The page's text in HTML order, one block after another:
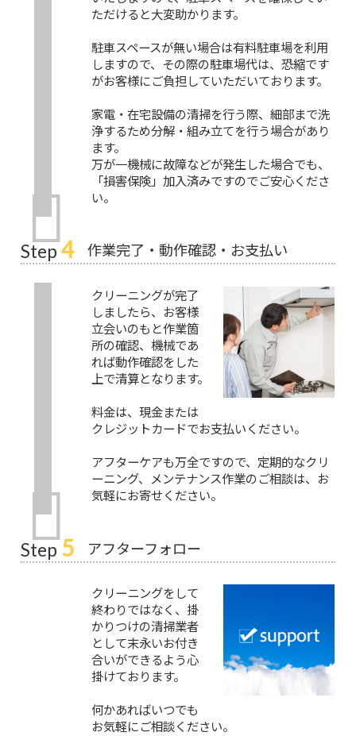
ただけると大変助かります。
駐車スペースが無い場合は有料駐車場を利用
しますので、その際の駐車場代は、恐縮です
がお客様にご負担していただいております。
家電・在宅設備の清掃を行う際、細部まで洗
浄するため分解・組み立てを行う場合があり
ます。
万が一機械に故障などが発生した場合でも、
「損害保険」加入済みですのでご安心くださ
い。
Step 4 作業完了・動作確認・お支払い
クリーニングが完了
しましたら、お客様
立会いのもと作業箇
所の確認、機械であ
れば動作確認をした
上で清算となります。
料金は、現金または
クレジットカードでお支払いください。
アフターケアも万全ですので、定期的なクリ
ーニング、メンテナンス作業のご相談は、お
気軽にお寄せください。
Step 5 アフターフォロー
クリーニングをして
終わりではなく、掛
かりつけの清掃業者
として末永いお付き
合いができるよう心
掛けております。
何かあればいつでも
お気軽にご相談ください。